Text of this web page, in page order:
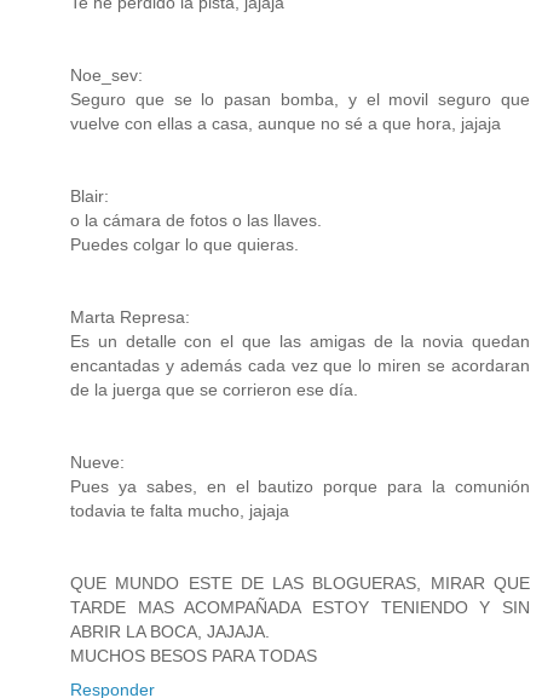
Noe_sev:
Seguro que se lo pasan bomba, y el movil seguro que
vuelve con ellas a casa, aunque no sé a que hora, jajaja
Blair:
o la cámara de fotos o las llaves.
Puedes colgar lo que quieras.
Marta Represa:
Es un detalle con el que las amigas de la novia quedan
encantadas y además cada vez que lo miren se acordaran
de la juerga que se corrieron ese día.
Nueve:
Pues ya sabes, en el bautizo porque para la comunión
todavia te falta mucho, jajaja
QUE MUNDO ESTE DE LAS BLOGUERAS, MIRAR QUE
TARDE MAS ACOMPAÑADA ESTOY TENIENDO Y SIN
ABRIR LA BOCA, JAJAJA.
MUCHOS BESOS PARA TODAS
Responder